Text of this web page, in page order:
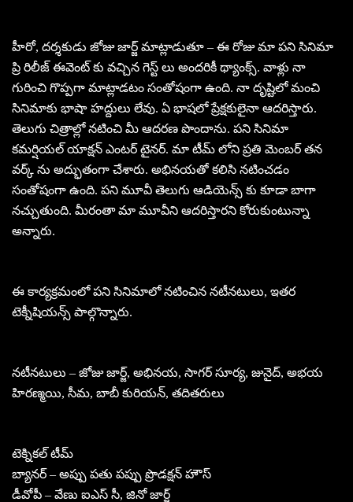
హీరో, దర్శకుడు జోజు జార్జ్ మాట్లాడుతూ – ఈ రోజు మా పని సినిమా
ప్రి రిలీజ్ ఈవెంట్ కు వచ్చిన గెస్ట్ లు అందరికీ థ్యాంక్స్. వాళ్లు నా
గురించి గొప్పగా మాట్లాడటం సంతోషంగా ఉంది. నా దృష్టిలో మంచి
సినిమాకు భాషా హద్దులు లేవు. ఏ భాషలో ప్రేక్షకులైనా ఆదరిస్తారు.
తెలుగు చిత్రాల్లో నటించి మీ ఆదరణ పొందాను. పని సినిమా
కమర్షియల్ యాక్షన్ ఎంటర్ టైనర్. మా టీమ్ లోని ప్రతి మెంబర్ తన
వర్క్ ను అద్భుతంగా చేశారు. అభినయతో కలిసి నటించడం
సంతోషంగా ఉంది. పని మూవీ తెలుగు ఆడియెన్స్ కు కూడా బాగా
నచ్చుతుంది. మీరంతా మా మూవీని ఆదరిస్తారని కోరుకుంటున్నా
అన్నారు.
ఈ కార్యక్రమంలో పని సినిమాలో నటించిన నటీనటులు, ఇతర
టెక్నీషియన్స్ పాల్గొన్నారు.
నటీనటులు – జోజు జార్జ్, అభినయ, సాగర్ సూర్య, జునైద్, అభయ
హిరణ్మయి, సీమ, బాబీ కురియన్, తదితరులు
టెక్నికల్ టీమ్
బ్యానర్ – అప్పు పతు పప్పు ప్రొడక్షన్ హౌస్
డీవోపీ – వేణు ఐఎస్ సీ, జినో జార్జ్